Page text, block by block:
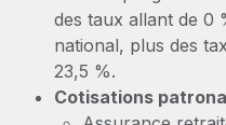
En savoir plus
des taux allant de 0
national, plus des
23,5 %.
Cotisations